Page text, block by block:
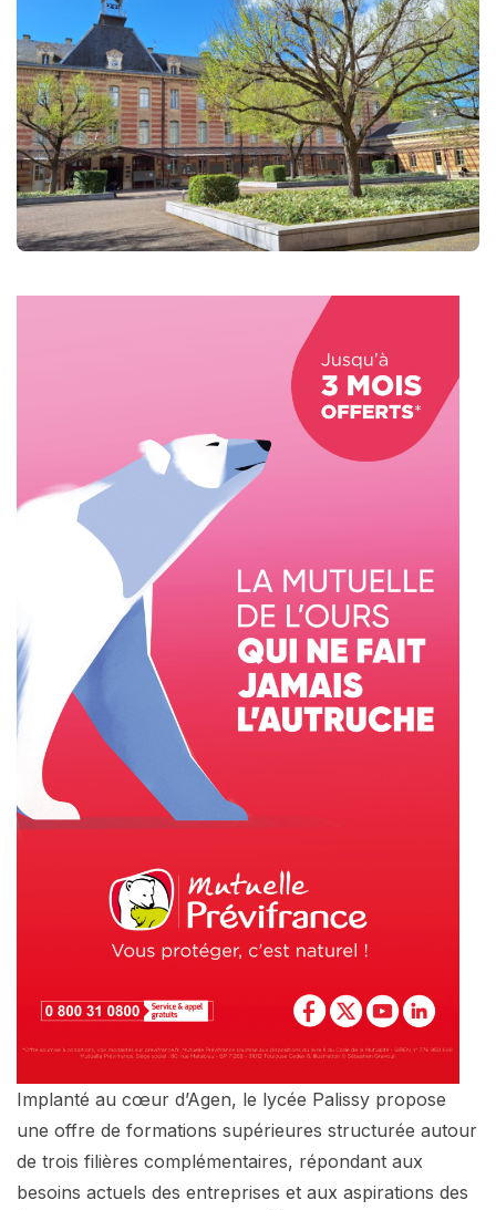
Implanté au cœur d’Agen, le lycée Palissy propose
une offre de formations supérieures structurée autour
de trois filières complémentaires, répondant aux
besoins actuels des entreprises et aux aspirations des